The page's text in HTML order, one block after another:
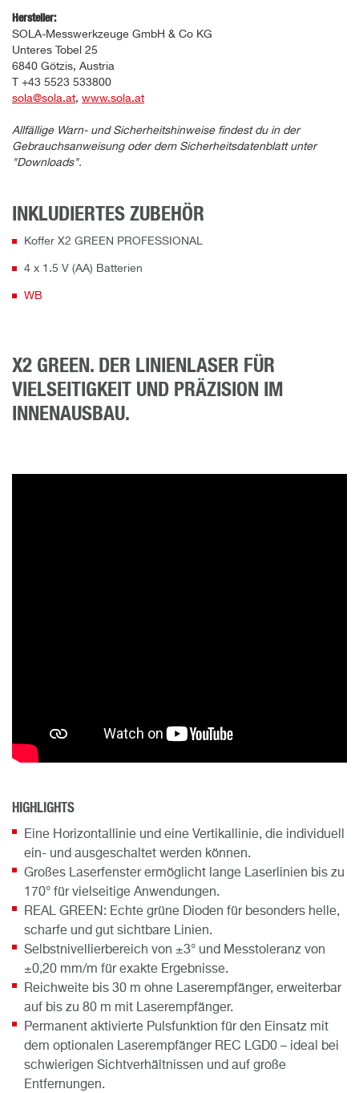
Hersteller:
SOLA-Messwerkzeuge GmbH & Co KG
Unteres Tobel 25
6840 Götzis, Austria
T +43 5523 533800
sola@sola.at, www.sola.at
Allfällige Warn- und Sicherheitshinweise findest du in der
Gebrauchsanweisung oder dem Sicherheitsdatenblatt unter
"Downloads".
INKLUDIERTES ZUBEHÖR
Koffer X2 GREEN PROFESSIONAL
4 x 1.5 V (AA) Batterien
WB
X2 GREEN. DER LINIENLASER FÜR
VIELSEITIGKEIT UND PRÄZISION IM
INNENAUSBAU.
HIGHLIGHTS
Eine Horizontallinie und eine Vertikallinie, die individuell
ein- und ausgeschaltet werden können.
Großes Laserfenster ermöglicht lange Laserlinien bis zu
170° für vielseitige Anwendungen.
REAL GREEN: Echte grüne Dioden für besonders helle,
scharfe und gut sichtbare Linien.
Selbstnivellierbereich von ±3° und Messtoleranz von
±0,20 mm/m für exakte Ergebnisse.
Reichweite bis 30 m ohne Laserempfänger, erweiterbar
auf bis zu 80 m mit Laserempfänger.
Permanent aktivierte Pulsfunktion für den Einsatz mit
dem optionalen Laserempfänger REC LGD0 – ideal bei
schwierigen Sichtverhältnissen und auf große
Entfernungen.